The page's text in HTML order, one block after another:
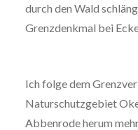
durch den Wald
Grenzdenkmal bei
Ich folge dem
Naturschutzgebiet
Abbenrode herum